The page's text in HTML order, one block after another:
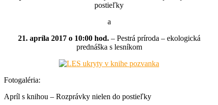
postieľky
a
21. apríla 2017 o 10:00 hod.– Pestrá príroda – ekologická
prednáška s lesníkom
Fotogaléria:
Apríl s knihou – Rozprávky nielen do postieľky